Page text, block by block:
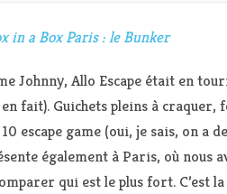
in a Box Paris : le Bunker
Johnny, Allo Escape était en
en fait). Guichets pleins à
escape game (oui, je sais, on a
également à Paris, où nous
qui est le plus fort. C’est